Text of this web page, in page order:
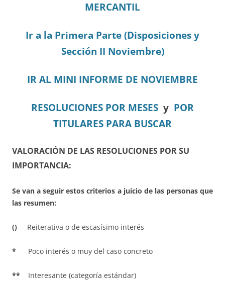
MERCANTIL
Ir a la Primera Parte (Disposiciones y
Sección II Noviembre)
IR AL MINI INFORME DE NOVIEMBRE
RESOLUCIONES POR MESES y POR
TITULARES PARA BUSCAR
VALORACIÓN DE LAS RESOLUCIONES POR SU
IMPORTANCIA:
Se van a seguir estos criterios a juicio de las personas que
las resumen:
() Reiterativa o de escasísimo interés
* Poco interés o muy del caso concreto
** Interesante (categoría estándar)